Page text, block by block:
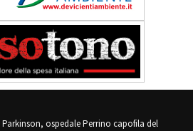
Parkinson, ospedale Perrino capofila del